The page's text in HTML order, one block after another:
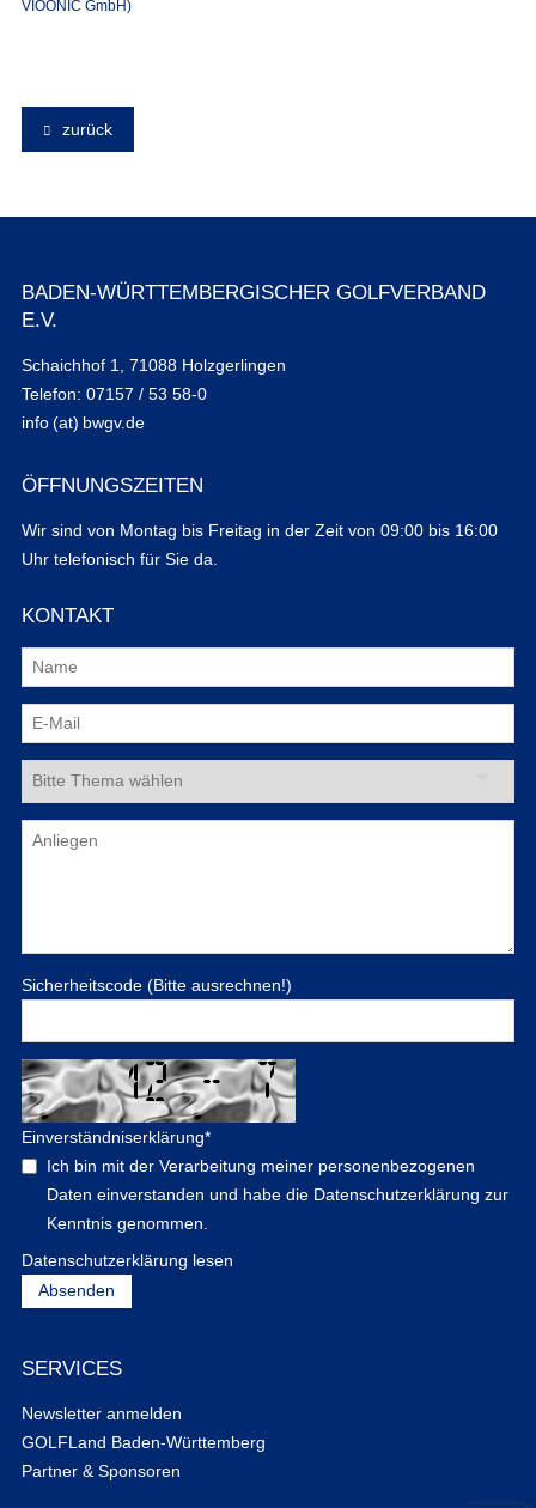
VIOONIC GmbH)
zurück
BADEN-WÜRTTEMBERGISCHER GOLFVERBAND
E.V.
Schaichhof 1, 71088 Holzgerlingen
Telefon: 07157 / 53 58-0
info (at) bwgv.de
ÖFFNUNGSZEITEN
Wir sind von Montag bis Freitag in der Zeit von 09:00 bis 16:00
Uhr telefonisch für Sie da.
KONTAKT
Sicherheitscode (Bitte ausrechnen!)
Einverständniserklärung*
Ich bin mit der Verarbeitung meiner personenbezogenen
Daten einverstanden und habe die Datenschutzerklärung zur
Kenntnis genommen.
Datenschutzerklärung lesen
SERVICES
Newsletter anmelden
GOLFLand Baden-Württemberg
Partner & Sponsoren